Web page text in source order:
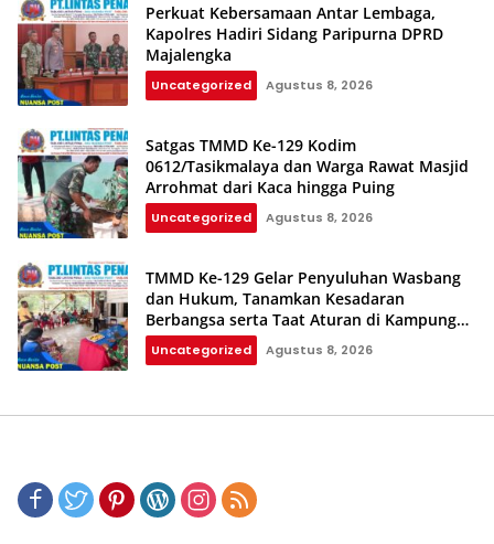
Perkuat Kebersamaan Antar Lembaga,
Kapolres Hadiri Sidang Paripurna DPRD
Majalengka
Uncategorized Agustus 8, 2026
Satgas TMMD Ke-129 Kodim
0612/Tasikmalaya dan Warga Rawat Masjid
Arrohmat dari Kaca hingga Puing
Uncategorized Agustus 8, 2026
TMMD Ke-129 Gelar Penyuluhan Wasbang
dan Hukum, Tanamkan Kesadaran
Berbangsa serta Taat Aturan di Kampung
Sesor
Uncategorized Agustus 8, 2026